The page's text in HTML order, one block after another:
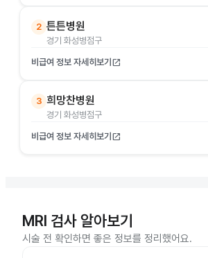
2 튼튼병원
경기 화성병점구
비급여 정보 자세히보기 open_in_new
3 희망찬병원
경기 화성병점구
비급여 정보 자세히보기 open_in_new
MRI 검사 알아보기
시술 전 확인하면 좋은 정보를 정리했어요.